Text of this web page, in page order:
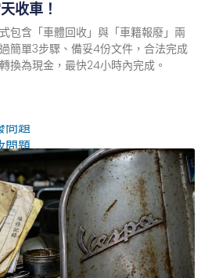
問題
問題
收車！
包含「車體回收」與「車籍報廢」兩
簡單3步驟、備妥4份文件，合法完成
換為現金，最快24小時內完成。